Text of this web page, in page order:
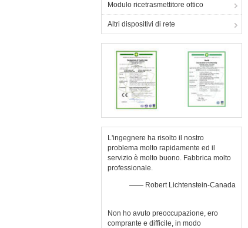
Modulo ricetrasmettitore ottico
Altri dispositivi di rete
L'ingegnere ha risolto il nostro
problema molto rapidamente ed il
servizio è molto buono. Fabbrica molto
professionale.
—— Robert Lichtenstein-Canada
Non ho avuto preoccupazione, ero
comprante e difficile, in modo